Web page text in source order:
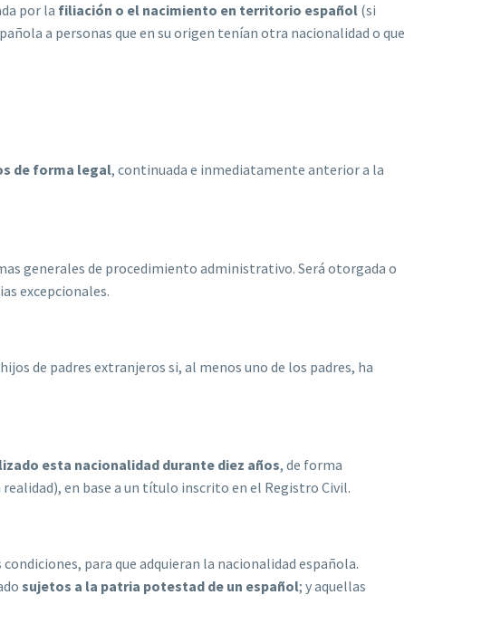
por la filiación o el nacimiento en territorio español (si
a personas que en su origen tenían otra nacionalidad o que
de forma legal, continuada e inmediatamente anterior a la
generales de procedimiento administrativo. Será otorgada o
excepcionales.
de padres extranjeros si, al menos uno de los padres, ha
esta nacionalidad durante diez años, de forma
en base a un título inscrito en el Registro Civil.
para que adquieran la nacionalidad española.
sujetos a la patria potestad de un español; y aquellas